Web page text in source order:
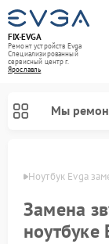
FIX-EVGA
Ремонт устройств Evga
Специализированный
cервисный центр г.
Ярославль
Мы
Ноутбук Evga
Замена
ноутбуке